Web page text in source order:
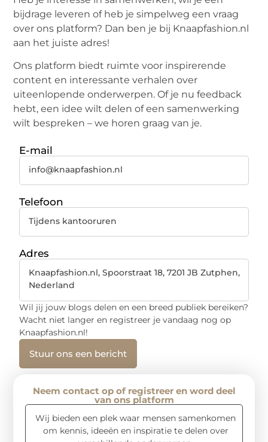
bijdrage leveren of heb je simpelweg een vraag
over ons platform? Dan ben je bij Knaapfashion.nl
aan het juiste adres!
Ons platform biedt ruimte voor inspirerende
content en interessante verhalen over
uiteenlopende onderwerpen. Of je nu feedback
hebt, een idee wilt delen of een samenwerking
wilt bespreken – we horen graag van je.
E-mail
info@knaapfashion.nl
Telefoon
Tijdens kantooruren
Adres
Knaapfashion.nl, Spoorstraat 18, 7201 JB Zutphen,
Nederland
Wil jij jouw blogs delen en een breed publiek bereiken?
Wacht niet langer en registreer je vandaag nog op
Knaapfashion.nl!
Stuur ons een bericht
Neem contact op of registreer en word deel
van ons platform
Wij bieden een plek waar mensen samenkomen
om kennis, ideeën en inspiratie te delen over